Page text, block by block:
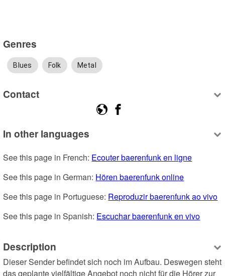
Genres
Blues Folk Metal
Contact
In other languages
See this page in French: Ecouter baerenfunk en ligne
See this page in German: Hören baerenfunk online
See this page in Portuguese: Reproduzir baerenfunk ao vivo
See this page in Spanish: Escuchar baerenfunk en vivo
Description
Dieser Sender befindet sich noch im Aufbau. Deswegen steht
das geplante vielfältige Angebot noch nicht für die Hörer zur